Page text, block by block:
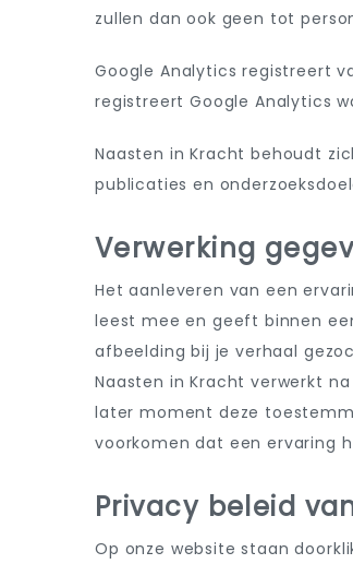
zullen dan ook geen tot
Google Analytics registreert
registreert Google Analytics
Naasten in Kracht behoudt
publicaties en
Verwerking
Het aanleveren van een
leest mee en geeft binnen
afbeelding bij je verhaal
Naasten in Kracht verwerkt
later moment deze
voorkomen dat een ervaring
Privacy beleid
Op onze website staan